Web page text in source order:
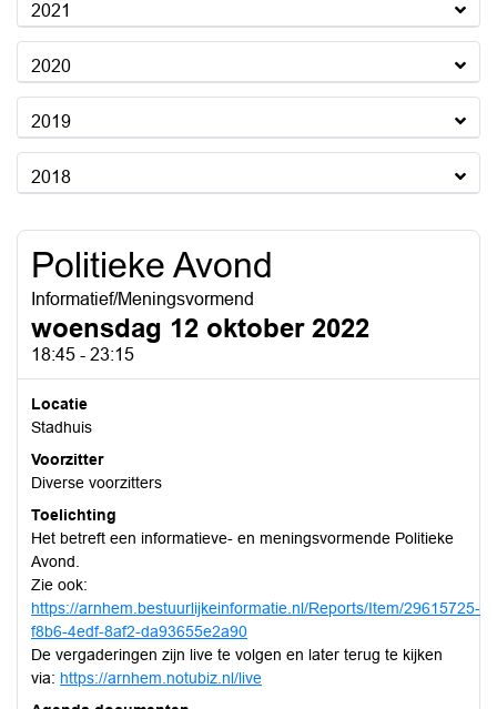
2021
2020
2019
2018
Politieke Avond
Informatief/Meningsvormend
woensdag 12 oktober 2022
18:45 - 23:15
Locatie
Stadhuis
Voorzitter
Diverse voorzitters
Toelichting
Het betreft een informatieve- en meningsvormende Politieke
Avond.
Zie ook:
https://arnhem.bestuurlijkeinformatie.nl/Reports/Item/29615725-
f8b6-4edf-8af2-da93655e2a90
De vergaderingen zijn live te volgen en later terug te kijken
via: https://arnhem.notubiz.nl/live